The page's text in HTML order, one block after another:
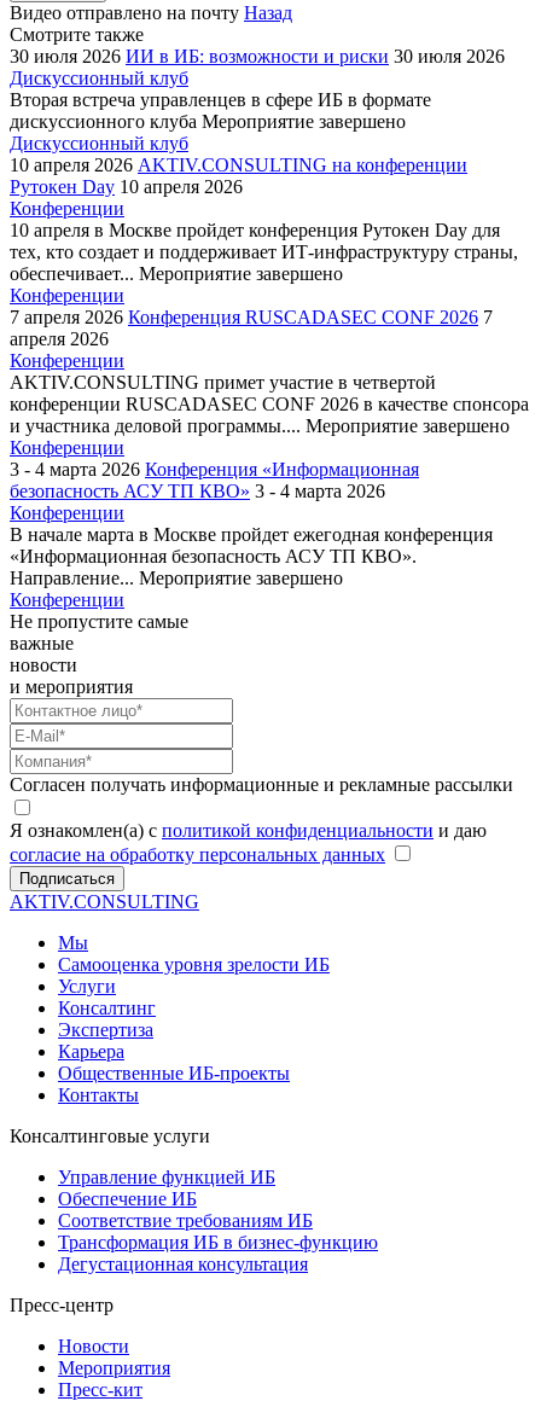
Видео отправлено на почту Назад
Смотрите также
30 июля 2026 ИИ в ИБ: возможности и риски 30 июля 2026
Дискуссионный клуб
Вторая встреча управленцев в сфере ИБ в формате
дискуссионного клуба Мероприятие завершено
Дискуссионный клуб
10 апреля 2026 AKTIV.CONSULTING на конференции
Рутокен Day 10 апреля 2026
Конференции
10 апреля в Москве пройдет конференция Рутокен Day для
тех, кто создает и поддерживает ИТ-инфраструктуру страны,
обеспечивает... Мероприятие завершено
Конференции
7 апреля 2026 Конференция RUSCADASEC CONF 2026 7
апреля 2026
Конференции
AKTIV.CONSULTING примет участие в четвертой
конференции RUSCADASEC CONF 2026 в качестве спонсора
и участника деловой программы.... Мероприятие завершено
Конференции
3 - 4 марта 2026 Конференция «Информационная
безопасность АСУ ТП КВО» 3 - 4 марта 2026
Конференции
В начале марта в Москве пройдет ежегодная конференция
«Информационная безопасность АСУ ТП КВО».
Направление... Мероприятие завершено
Конференции
Не пропустите самые
важные
новости
и мероприятия
Согласен получать информационные и рекламные рассылки
Я ознакомлен(а) с политикой конфиденциальности и даю
согласие на обработку персональных данных
Подписаться
AKTIV.CONSULTING
Мы
Самооценка уровня зрелости ИБ
Услуги
Консалтинг
Экспертиза
Карьера
Общественные ИБ-проекты
Контакты
Консалтинговые услуги
Управление функцией ИБ
Обеспечение ИБ
Соответствие требованиям ИБ
Трансформация ИБ в бизнес-функцию
Дегустационная консультация
Пресс-центр
Новости
Мероприятия
Пресс-кит